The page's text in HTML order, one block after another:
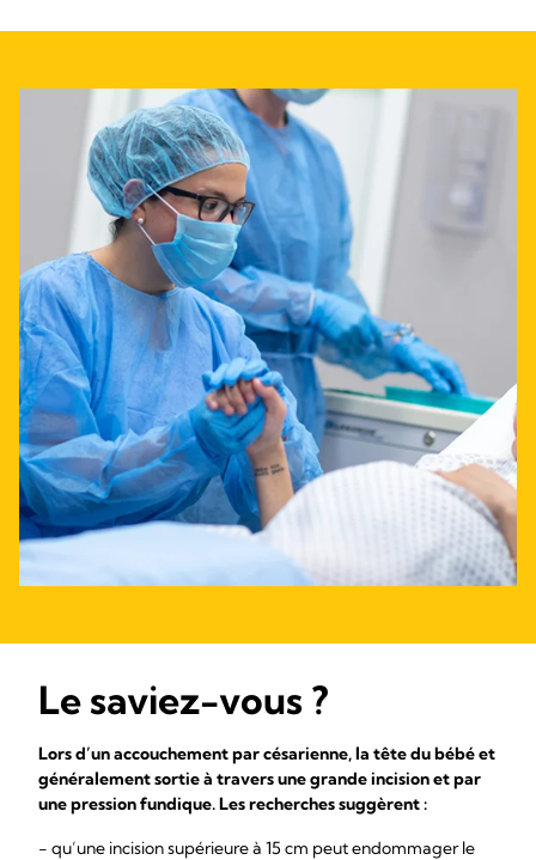
Le saviez-vous ?
Lors d’un accouchement par césarienne, la tête du bébé et
généralement sortie à travers une grande incision et par
une pression fundique. Les recherches suggèrent :
- qu’une incision supérieure à 15 cm peut endommager le